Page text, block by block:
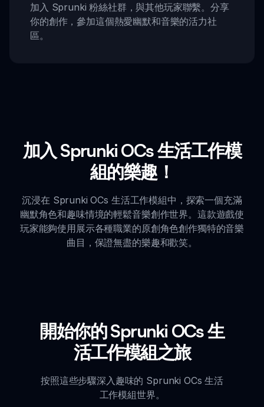
加入 Sprunki 粉絲社群，與其他玩家聯繫。分享
你的創作，參加這個熱愛幽默和音樂的活力社
區。
加入 Sprunki OCs 生活工作模
組的樂趣！
沉浸在 Sprunki OCs 生活工作模組中，探索一個充滿
幽默角色和趣味情境的輕鬆音樂創作世界。這款遊戲使
玩家能夠使用展示各種職業的原創角色創作獨特的音樂
曲目，保證無盡的樂趣和歡笑。
開始你的 Sprunki OCs 生
活工作模組之旅
按照這些步驟深入趣味的 Sprunki OCs 生活
工作模組世界。